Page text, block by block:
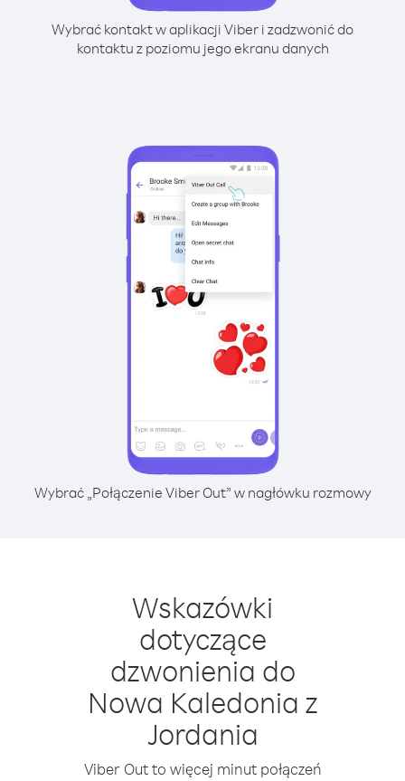
Wybrać kontakt w aplikacji Viber i zadzwonić do
kontaktu z poziomu jego ekranu danych
Wybrać „Połączenie Viber Out” w nagłówku rozmowy
Wskazówki
dotyczące
dzwonienia do
Nowa Kaledonia z
Jordania
Viber Out to więcej minut połączeń